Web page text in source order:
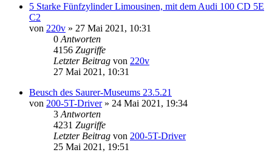
5 Starke Fünfzylinder Limousinen, mit dem Audi 100 CD 5E
C2
von 220v » 27 Mai 2021, 10:31
0 Antworten
4156 Zugriffe
Letzter Beitrag von 220v
27 Mai 2021, 10:31
Beusch des Saurer-Museums 23.5.21
von 200-5T-Driver» 24 Mai 2021, 19:34
3 Antworten
4231 Zugriffe
Letzter Beitrag von 200-5T-Driver
25 Mai 2021, 19:51